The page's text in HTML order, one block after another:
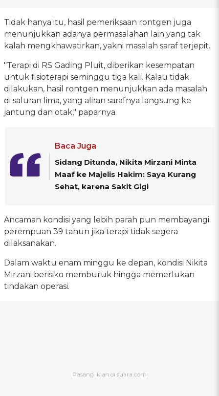
Tidak hanya itu, hasil pemeriksaan rontgen juga
menunjukkan adanya permasalahan lain yang tak
kalah mengkhawatirkan, yakni masalah saraf terjepit.
"Terapi di RS Gading Pluit, diberikan kesempatan
untuk fisioterapi seminggu tiga kali. Kalau tidak
dilakukan, hasil rontgen menunjukkan ada masalah
di saluran lima, yang aliran sarafnya langsung ke
jantung dan otak," paparnya.
Baca Juga
Sidang Ditunda, Nikita Mirzani Minta
Maaf ke Majelis Hakim: Saya Kurang
Sehat, karena Sakit Gigi
Ancaman kondisi yang lebih parah pun membayangi
perempuan 39 tahun jika terapi tidak segera
dilaksanakan.
Dalam waktu enam minggu ke depan, kondisi Nikita
Mirzani berisiko memburuk hingga memerlukan
tindakan operasi.